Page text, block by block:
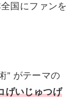
国にファンを
” がテーマの
げいじゅつげ